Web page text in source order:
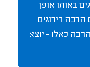
באותו אופן
הרבה דירוגים
כאלו - יוצא